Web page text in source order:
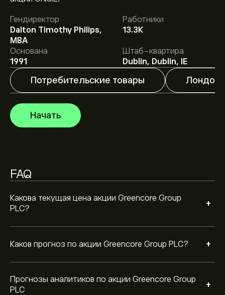
Гендиректор
Dalton Timothy Philips,
MBA
Работники
13.3K
Основана
1991
Штаб-квартира
Dublin, Dublin, IE
Потребительские товары Лондон
Начать
FAQ
Какова текущая цена акции Greencore Group
PLC?
+
Каков прогноз по акции Greencore Group PLC? +
Средняя целевая цена акции Greencore Group PLC
составляет 261.80‎p‎.
чтобы получить подробные прогнозы и целевые
цены от аналитиков.
Прогнозы аналитиков по акции Greencore Group
PLC
+
Аналитики предоставляют прогнозы по акции
Greencore Group PLC, основываясь на рыночных
тенденциях, финансовых отчетах и
предполагаемом росте. Ознакомьтесь с последним
прогнозом для будущих изменений цены.
Рыночная капитализация Greencore Group PLC — это